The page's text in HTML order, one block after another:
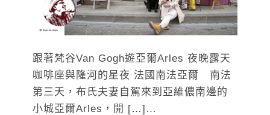
跟著梵谷Van Gogh遊亞爾Arles 夜晚露天
咖啡座與隆河的星夜 法國南法亞爾 南法
第三天，布氏夫妻自駕來到亞維儂南邊的
小城亞爾Arles，開 […]…